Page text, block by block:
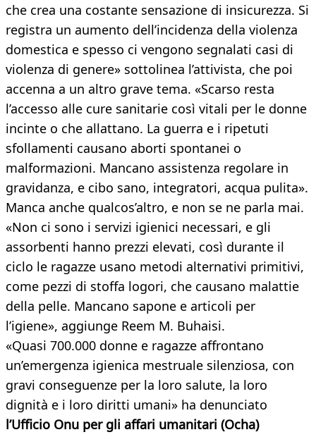
che crea una costante sensazione di insicurezza. Si
registra un aumento dell’incidenza della violenza
domestica e spesso ci vengono segnalati casi di
violenza di genere» sottolinea l’attivista, che poi
accenna a un altro grave tema. «Scarso resta
l’accesso alle cure sanitarie così vitali per le donne
incinte o che allattano. La guerra e i ripetuti
sfollamenti causano aborti spontanei o
malformazioni. Mancano assistenza regolare in
gravidanza, e cibo sano, integratori, acqua pulita».
Manca anche qualcos’altro, e non se ne parla mai.
«Non ci sono i servizi igienici necessari, e gli
assorbenti hanno prezzi elevati, così durante il
ciclo le ragazze usano metodi alternativi primitivi,
come pezzi di stoffa logori, che causano malattie
della pelle. Mancano sapone e articoli per
l’igiene», aggiunge Reem M. Buhaisi.
«Quasi 700.000 donne e ragazze affrontano
un’emergenza igienica mestruale silenziosa, con
gravi conseguenze per la loro salute, la loro
dignità e i loro diritti umani» ha denunciato
l’Ufficio Onu per gli affari umanitari (Ocha)